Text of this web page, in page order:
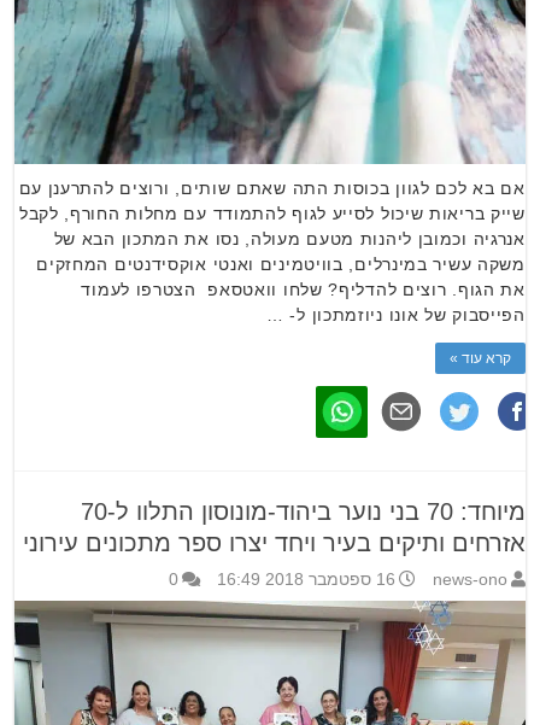
אם בא לכם לגוון בכוסות התה שאתם שותים, ורוצים להתרענן עם
שייק בריאות שיכול לסייע לגוף להתמודד עם מחלות החורף, לקבל
אנרגיה וכמובן ליהנות מטעם מעולה, נסו את המתכון הבא של
משקה עשיר במינרלים, בוויטמינים ואנטי אוקסידנטים המחזקים
את הגוף. רוצים להדליף? שלחו וואטסאפ הצטרפו לעמוד
הפייסבוק של אונו ניוזמתכון ל- …
קרא עוד »
מיוחד: 70 בני נוער ביהוד-מונוסון התלוו ל-70
אזרחים ותיקים בעיר ויחד יצרו ספר מתכונים עירוני
news-ono 16 ספטמבר 2018 16:49 0